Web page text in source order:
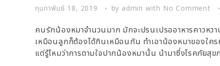
กุมภาพันธ์ 18, 2019 by admin with No Comment
คนรักน้องหมาจำนวนมาก มักจะปรนเปรออาหารคาวหวา
เหมือนลูกก็ต้องได้กินเหมือนกัน ทำเอาน้องหมาของใคร
แต่รู้ไหมว่าการตามใจปากน้องหมานั้น นำมาซึ่งโรคภัยสุ